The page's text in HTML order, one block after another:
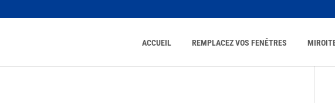
ACCUEIL REMPLACEZ VOS FENÊTRES